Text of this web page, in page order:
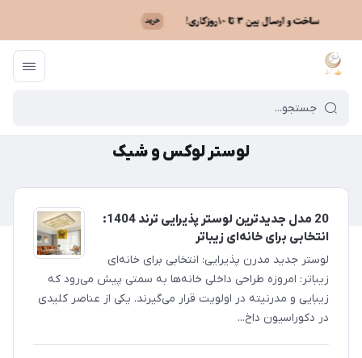
ماه نو / لوستر لوکس و شیک
لوستر لوکس و شیک
20 مدل جدیدترین لوستر پذیرایی ترند 1404:
انتخابی برای خانه‌ای زیباتر
لوستر جدید مدرن پذیرایی: انتخابی برای خانه‌ای
زیباتر: امروزه طراحی داخلی خانه‌ها به سمتی پیش می‌رود که
زیبایی و مدرنیته در اولویت قرار می‌گیرند. یکی از عناصر کلیدی
در دکوراسیون داخ...